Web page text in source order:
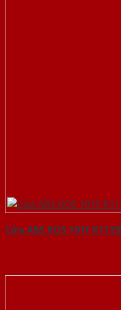
Cửa ABS KOS 101F K1129